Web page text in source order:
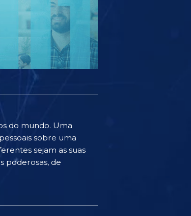
do mundo. Uma
sobre uma
sejam as suas
poderosas, de